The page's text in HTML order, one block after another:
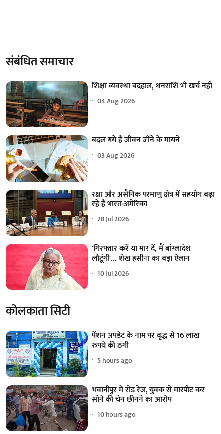
संबंधित समाचार
शिक्षा व्यवस्था बदहाल, धनराशि भी खर्च नहीं
04 Aug 2026
बदल गये हैं जीवन जीने के मायने
03 Aug 2026
रक्षा और असैनिक परमाणु क्षेत्र में सहयोग बढ़ा
रहे हैं भारत-अमेरिका
28 Jul 2026
'गिरफ्तार करें या मार दें, मैं बांग्लादेश
लौटूंगी'... शेख हसीना का बड़ा ऐलान
10 Jul 2026
कोलकाता सिटी
पेंशन अपडेट के नाम पर वृद्ध से 16 लाख
रुपये की ठगी
5 hours ago
भवानीपुर में रोड रेज, युवक से मारपीट कर
सोने की चेन छीनने का आरोप
10 hours ago